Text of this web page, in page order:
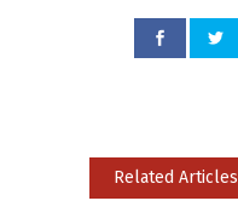
Related Articles